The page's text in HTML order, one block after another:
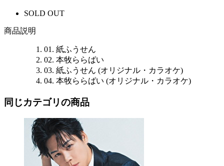
SOLD OUT
商品説明
01. 紙ふうせん
02. 本牧ららばい
03. 紙ふうせん (オリジナル・カラオケ)
04. 本牧ららばい (オリジナル・カラオケ)
同じカテゴリの商品